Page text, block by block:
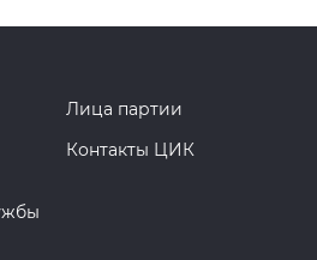
Лица партии
Контакты ЦИК